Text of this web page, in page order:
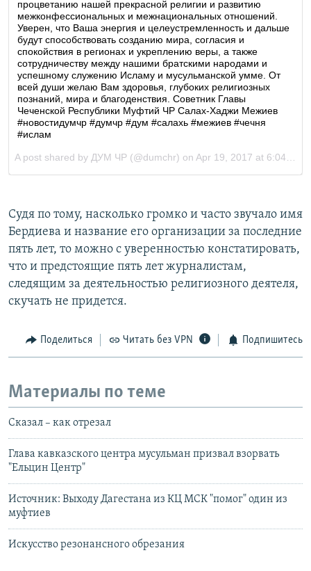
Судя по тому, насколько громко и часто звучало имя
Бердиева и название его организации за последние
пять лет, то можно с уверенностью констатировать,
что и предстоящие пять лет журналистам,
следящим за деятельностью религиозного деятеля,
скучать не придется.
Поделиться Читать без VPN Подпишитесь
Материалы по теме
Сказал – как отрезал
Глава кавказского центра мусульман призвал взорвать
"Ельцин Центр"
Источник: Выходу Дагестана из КЦ МСК "помог" один из
муфтиев
Искусство резонансного обрезания